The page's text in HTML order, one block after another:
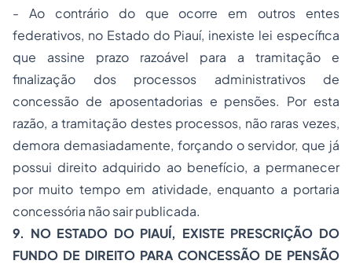
- Ao contrário do que ocorre em outros entes
federativos, no Estado do Piauí, inexiste lei específica
que assine prazo razoável para a tramitação e
finalização dos processos administrativos de
concessão de aposentadorias e pensões. Por esta
razão, a tramitação destes processos, não raras vezes,
demora demasiadamente, forçando o servidor, que já
possui direito adquirido ao benefício, a permanecer
por muito tempo em atividade, enquanto a portaria
concessória não sair publicada.
9. NO ESTADO DO PIAUÍ, EXISTE PRESCRIÇÃO DO
FUNDO DE DIREITO PARA CONCESSÃO DE PENSÃO